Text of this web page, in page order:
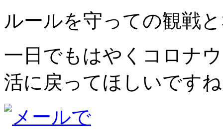
ルールを守っての観戦
一日でもはやくコロナ
活に戻ってほしいです